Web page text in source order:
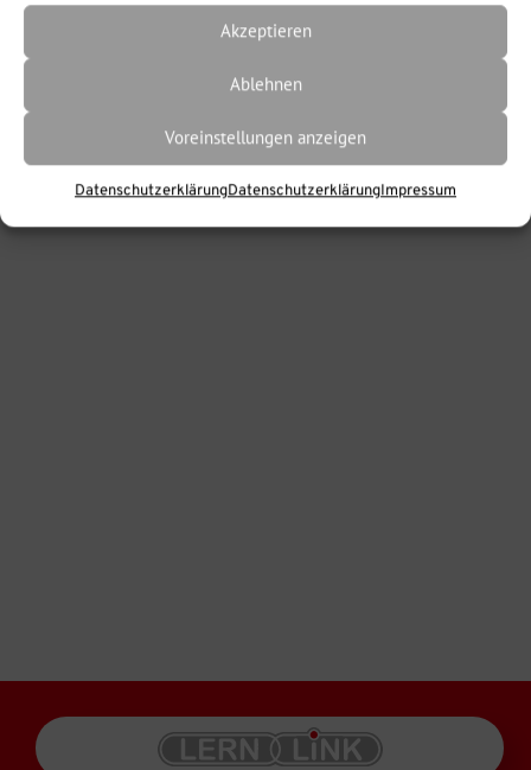
Akzeptieren
Ablehnen
Voreinstellungen anzeigen
DatenschutzerklärungDatenschutzerklärungImpressum